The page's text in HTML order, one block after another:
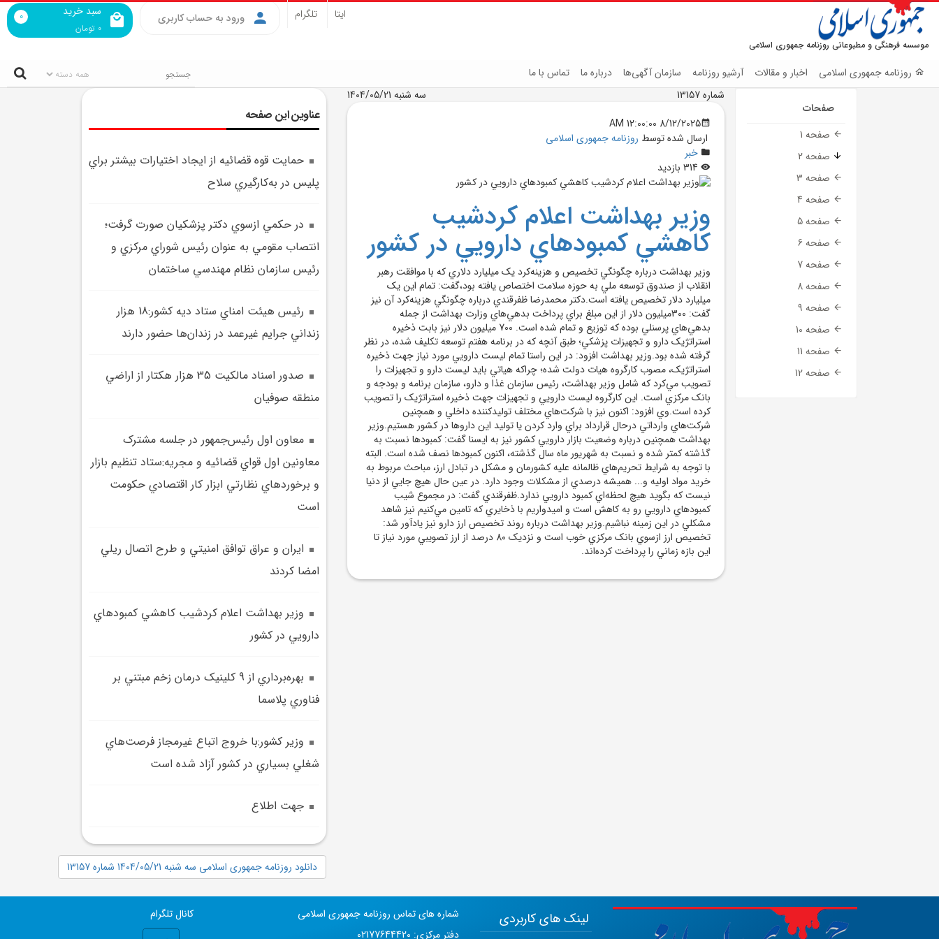
موسسه فرهنگی و مطبوعاتی روزنامه جمهوری اسلامی
سبد خرید
0 تومان
0 ورود به حساب کاربری ایتا تلگرام
روزنامه جمهوری اسلامی اخبار و مقالات آرشیو روزنامه سازمان آگهی‌ها درباره ما تماس با ما
صفحات
صفحه 1
صفحه 2
صفحه 3
صفحه 4
صفحه 5
صفحه 6
صفحه 7
صفحه 8
صفحه 9
صفحه 10
صفحه 11
صفحه 12
شماره 13157
سه شنبه 1404/05/21
8/12/2025 12:00:00 AM
ارسال شده توسط روزنامه جمهوری اسلامی
خبر
وزير بهداشت اعلام کردشيب
کاهشي کمبودهاي دارويي در کشور
وزير بهداشت درباره چگونگي تخصيص و هزينه‌کرد يک ميليارد دلاري که با موافقت رهبر
انقلاب از صندوق توسعه ملي به حوزه سلامت اختصاص يافته بود،گفت: تمام اين يک
ميليارد دلار تخصيص يافته است.دکتر محمدرضا ظفرقندي درباره چگونگي هزينه‌کرد آن نيز
گفت: 300ميليون دلار از اين مبلغ براي پرداخت بدهي‌هاي وزارت بهداشت از جمله
بدهي‌هاي پرسنلي بوده که توزيع و تمام شده است. 700 ميليون دلار نيز بابت ذخيره
استراتژيک دارو و تجهيزات پزشکي؛ طبق آنچه که در برنامه هفتم توسعه تکليف شده، در نظر
گرفته شده بود.وزير بهداشت افزود: در اين راستا تمام ليست دارويي مورد نياز جهت ذخيره
استراتژيک، مصوب کارگروه هيات دولت شده؛ چراکه هياتي بايد ليست دارو و تجهيزات را
تصويب مي‌کرد که شامل وزير بهداشت، رئيس سازمان غذا و دارو، سازمان برنامه و بودجه و
بانک مرکزي است. اين کارگروه ليست دارويي و تجهيزات جهت ذخيره استراتژيک را تصويب
کرده است.وي افزود: اکنون نيز با شرکت‌هاي مختلف توليدکننده داخلي و همچنين
شرکت‌هاي وارداتي درحال قرارداد براي وارد کردن يا توليد اين داروها در کشور هستيم.وزير
بهداشت همچنين درباره وضعيت بازار دارويي کشور نيز به ايسنا گفت: کمبودها نسبت به
گذشته کمتر شده و نسبت به شهريور ماه سال گذشته، اکنون کمبودها نصف شده است. البته
با توجه به شرايط تحريم‌هاي ظالمانه عليه کشورمان و مشکل در تبادل ارز، مباحث مربوط به
خريد مواد اوليه و... هميشه درصدي از مشکلات وجود دارد. در عين حال هيچ جايي از دنيا
نيست که بگويد هيچ لحظه‌اي کمبود دارويي ندارد.ظفرقندي گفت: در مجموع شيب
کمبودهاي دارويي رو به کاهش است و اميدواريم با ذخايري که تامين مي‌کنيم نيز شاهد
مشکلي در اين زمينه نباشيم.وزير بهداشت درباره روند تخصيص ارز دارو نيز يادآور شد:
تخصيص ارز ازسوي بانک مرکزي خوب است و نزديک 80 درصد از ارز تصويبي مورد نياز تا
اين بازه زماني را پرداخت کرده‌اند.
عناوین این صفحه
حمايت قوه قضائيه از ايجاد اختيارات بيشتر براي
پليس در به‌کارگيري سلاح
در حکمي ازسوي دکتر پزشکيان صورت گرفت؛
انتصاب مقومي به عنوان رئيس شوراي مرکزي و
رئيس سازمان نظام مهندسي ساختمان
رئيس هيئت امناي ستاد ديه کشور:18 هزار
زنداني جرايم غيرعمد در زندان‌ها حضور دارند
صدور اسناد مالکيت 35 هزار هکتار از اراضي
منطقه صوفيان
معاون اول رئيس‌جمهور در جلسه مشترک
معاونين اول قواي قضائيه و مجريه:ستاد تنظيم بازار
و برخوردهاي نظارتي ابزار کار اقتصادي حکومت
است
ايران و عراق توافق امنيتي و طرح اتصال ريلي
امضا کردند
وزير بهداشت اعلام کردشيب کاهشي کمبودهاي
دارويي در کشور
بهره‌برداري از 9 کلينيک درمان زخم مبتني بر
فناوري پلاسما
وزير کشور:با خروج اتباع غيرمجاز فرصت‌هاي
شغلي بسياري در کشور آزاد شده است
جهت اطلاع
دانلود روزنامه جمهوری اسلامی سه شنبه 1404/05/21 شماره 13157
کانال تلگرام
شماره های تماس روزنامه جمهوری اسلامی
دفتر مرکزی: 02177644420
لینک های کاربردی